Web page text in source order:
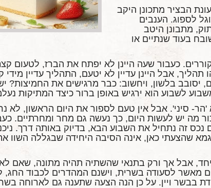
הבציר מתכונן היקב
לספוג. הענבים
מתבונן היטב
בעוד שנתיים או
כעבור שעה היינן לא יפתח את הברז, לטעום
אבל היינן עדיין לא יטעם, התהליך עדיין מידי
יסובב בלשון, ויחשוב: כבר מרגישים את
לשבוע הוא ירגיש באופן ברור כיצד המתיקות
סיני'. אבל אין טעם לספור את היום הראשון, לא
מה יש לעשות היום, כך נעשה גם מחר ומחרתיים.
זה נתחיל את השבוע הבא, בדיוק באותה דרך.
שהצעתי כאן, אינה הסיבה היחידה שבגללה השוו
אבל אך ורק בתנאי שהשתיה תהיה מתונה, שאם
מאשר לסעודה בשרית, וישנם המהדרים לכבוד החג,
בבשר ויין. על כן הנה הצעה שתענה גם לארוחה